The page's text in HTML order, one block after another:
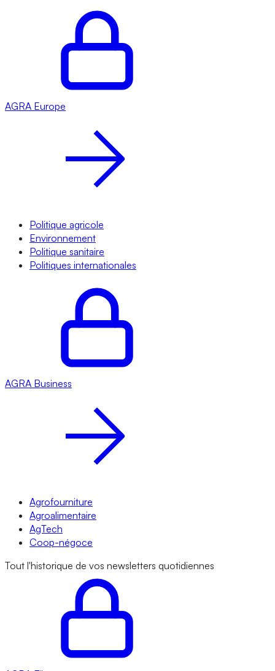
AGRA Europe
Politique agricole
Environnement
Politique sanitaire
Politiques internationales
AGRA Business
Agrofourniture
Agroalimentaire
AgTech
Coop-négoce
Tout l'historique de vos newsletters quotidiennes